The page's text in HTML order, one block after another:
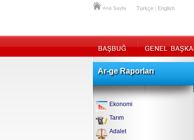
Ana Sayfa Türkçe English
Ar-ge Raporları
Ekonomi
Tarım
Adalet